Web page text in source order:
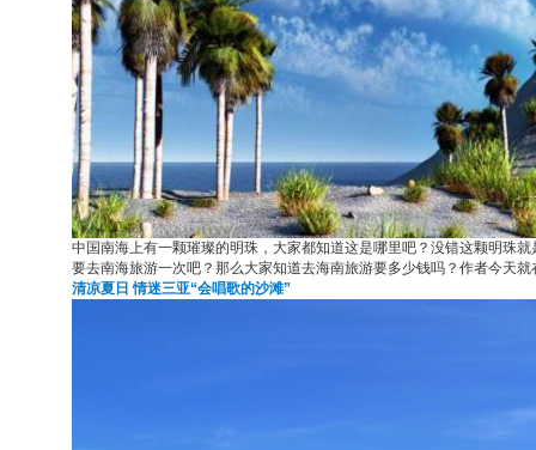
中国南海上有一颗璀璨的明珠，大家都知道这是哪里吧？没错这颗明珠
要去南海旅游一次吧？那么大家知道去海南旅游要多少钱吗？作者今天
清凉夏日 情迷三亚“会唱歌的沙滩”